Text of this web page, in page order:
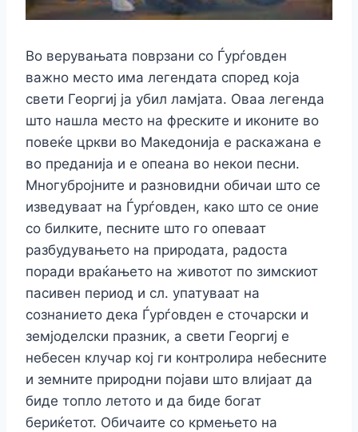
Во верувањата поврзани со Ѓурѓовден
важно место има легендата според која
свети Георгиј ја убил ламјата. Оваа легенда
што нашла место на фреските и иконите во
повеќе цркви во Македонија е раскажана е
во преданија и е опеана во некои песни.
Многубројните и разновидни обичаи што се
изведуваат на Ѓурѓовден, како што се оние
со билките, песните што го опеваат
разбудувањето на природата, радоста
поради враќањето на животот по зимскиот
пасивен период и сл. упатуваат на
сознанието дека Ѓурѓовден е сточарски и
земјоделски празник, а свети Георгиј е
небесен клучар кој ги контролира небесните
и земните природни појави што влијаат да
биде топло летото и да биде богат
бериќетот. Обичаите со крмењето на